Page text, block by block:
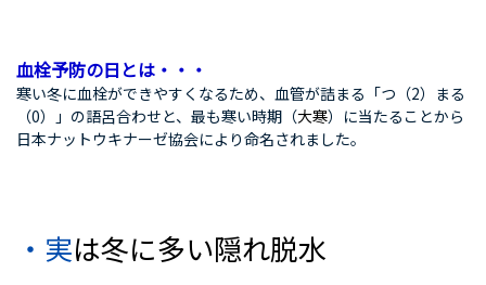
血栓予防の日とは・・・
寒い冬に血栓ができやすくなるため、血管が詰まる「つ（2）まる
（0）」の語呂合わせと、最も寒い時期（大寒）に当たることから
日本ナットウキナーゼ協会により命名されました。
・実は冬に多い隠れ脱水